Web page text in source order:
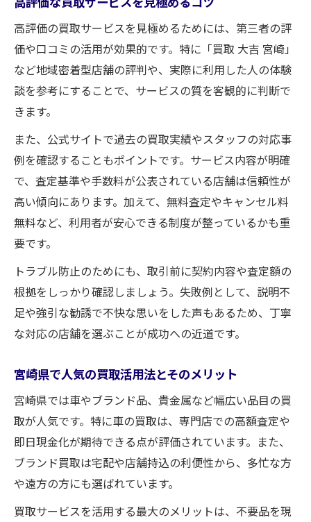
高評価の買取サービスを見極めるためには、第三者の評
価や口コミの活用が効果的です。特に「買取 大吉 宮崎」
など地域密着型店舗の評判や、実際に利用した人の体験
談を参考にすることで、サービスの質を客観的に判断で
きます。
また、公式サイトで過去の買取実績やスタッフの対応事
例を確認することもポイントです。サービス内容が明確
で、査定基準や手数料が公表されている店舗は信頼性が
高い傾向にあります。加えて、無料査定やキャンセル料
無料など、利用者が安心できる制度が整っているかも重
要です。
トラブル防止のためにも、取引前に契約内容や査定額の
根拠をしっかり確認しましょう。失敗例として、説明不
足や強引な勧誘で不快な思いをした声もあるため、丁寧
な対応の店舗を選ぶことが成功への近道です。
宮崎県で人気の買取活用法とそのメリット
宮崎県では車やブランド品、貴金属など幅広い品目の買
取が人気です。特に車の買取は、専門店での高額査定や
即日現金化が期待できる点が評価されています。また、
ブランド買取は宅配や店舗持込の利便性から、多忙な方
や遠方の方にも選ばれています。
買取サービスを活用する最大のメリットは、不要品を現